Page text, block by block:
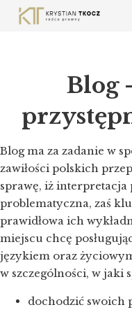
Blog
Blog ma za zadanie w
zawiłości polskich
sprawę, iż interpretacja
problematyczna, zaś
prawidłowa ich
miejscu chcę
językiem oraz
w szczególności, w jaki
dochodzić swoich